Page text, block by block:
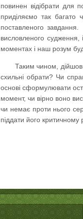
повинен відібрати для
приділяємо так багато
поставленого
висловленого судження,
моментах і наш розум
Таким чином,
схильні обрати? Чи
основі сформулювати
момент, чи вірно воно
чи немає проти нього
піддати його